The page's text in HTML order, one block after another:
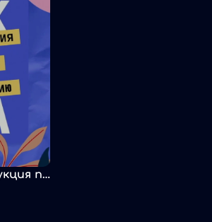
Школа. Инструкция по применению